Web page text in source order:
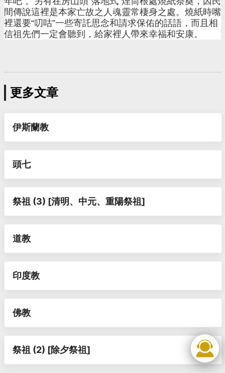
間傳說這裡是本家亡故之人魂靈常棲身之處。燒紙時嘴
裡還要“叨咕”一些寄託思念和請求保佑的話語，而且相
信祖先們一定會聽到，給家裡人帶來幸福和安康。
更多文章
伊斯蘭教
頭七
祭祖 (3) [清明、中元、重陽祭祖]
道教
印度教
佛教
祭祖 (2) [除夕祭祖]